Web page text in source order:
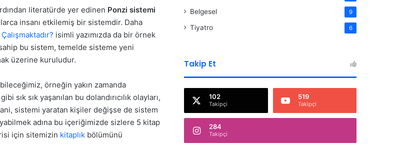
literatürde yer edinen Ponzi sistemi
insanı etkilemiş bir sistemdir. Daha
isimli yazımızda da bir örnek
bu sistem, temelde sisteme yeni
üzerine kuruludur.
örneğin yakın zamanda
gibi sık sık yaşanılan bu dolandırıcılık olayları,
sistemi yaratan kişiler değişse de sistem
adına bu içeriğimizde sizlere 5 kitap
için sitemizin kitaplık bölümünü
Belgesel 9
Tiyatro 6
Takip Et
102
Takipçi
519
Takipçi
284
Takipçi